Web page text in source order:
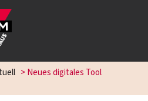
>Neues digitales Tool